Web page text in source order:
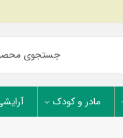
مادر و کودک